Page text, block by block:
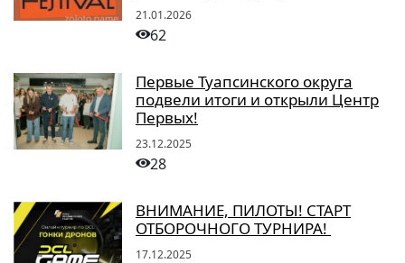
21.01.2026
62
Первые Туапсинского округа
подвели итоги и открыли Центр
Первых!
23.12.2025
28
ВНИМАНИЕ, ПИЛОТЫ! СТАРТ
ОТБОРОЧНОГО ТУРНИРА!
17.12.2025